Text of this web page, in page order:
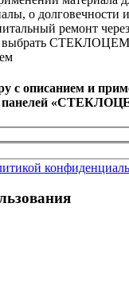
о долговечности
ремонт
выбрать
с описанием и
панелей